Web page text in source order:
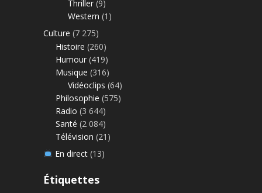
Thriller (9)
Western (1)
Culture (7 275)
Histoire (260)
Humour (419)
Musique (316)
Vidéoclips (64)
Philosophie (575)
Radio (3 644)
Santé (2 084)
Télévision (21)
En direct(13)
Étiquettes